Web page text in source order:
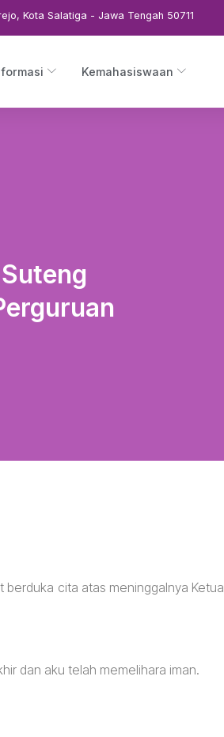
Kota Salatiga - Jawa Tengah 50711
Kemahasiswaan
berduka cita atas meninggalnya Ketua
dan aku telah memelihara iman.